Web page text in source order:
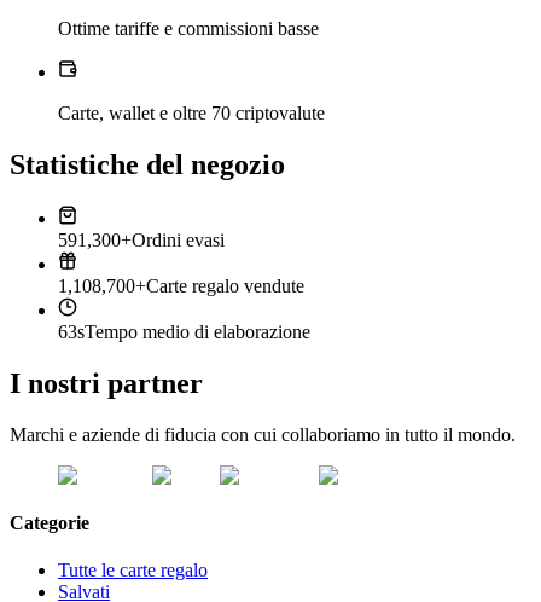
Ottime tariffe e commissioni basse
Carte, wallet e oltre 70 criptovalute
Statistiche del negozio
591,300+Ordini evasi
1,108,700+Carte regalo vendute
63sTempo medio di elaborazione
I nostri partner
Marchi e aziende di fiducia con cui collaboriamo in tutto il mondo.
Categorie
Tutte le carte regalo
Salvati